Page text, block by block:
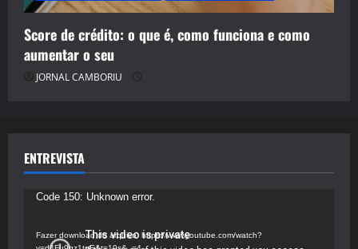
Score de crédito: o que é, como funciona e como
aumentar o seu
JORNAL CAMBORIU
ENTREVISTA
Tocador
vídeo
Code 150: Unknown error.
Fazer download do arquivo: https://www.youtube.com/watch?